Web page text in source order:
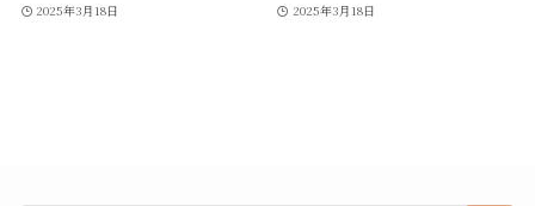
2025年3月18日 2025年3月18日